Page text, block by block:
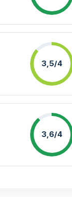
3,5/4
3,6/4